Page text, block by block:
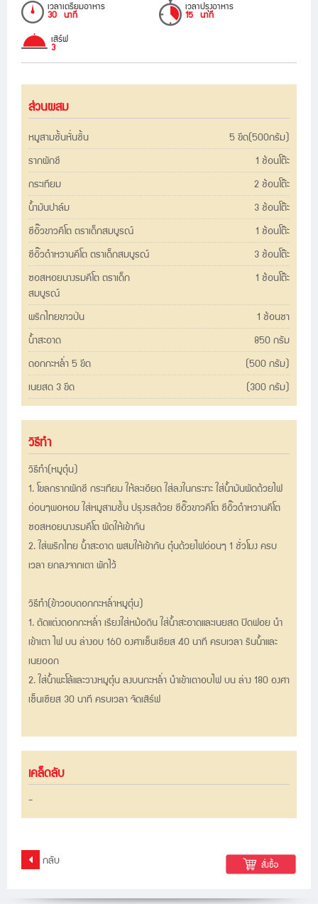
เวลาเตรียมอาหาร
30 นาที
เวลาปรุงอาหาร
15 นาที
เสิร์ฟ
3
ส่วนผสม
หมูสามชั้นหั่นชิ้น 5 ขีด(500กรัม)
รากผักชี 1 ช้อนโต๊ะ
กระเทียม 2 ช้อนโต๊ะ
น้ำมันปาล์ม 3 ช้อนโต๊ะ
ซีอิ๊วขาวคีโต ตราเด็กสมบูรณ์ 1 ช้อนโต๊ะ
ซีอิ๊วดำหวานคีโต ตราเด็กสมบูรณ์ 3 ช้อนโต๊ะ
ซอสหอยนางรมคีโต ตราเด็ก
สมบูรณ์
1 ช้อนโต๊ะ
พริกไทยขาวป่น 1 ช้อนชา
น้ำสะอาด 850 กรัม
ดอกกะหล่ำ 5 ขีด (500 กรัม)
เนยสด 3 ขีด (300 กรัม)
วิธีทำ
วิธีทำ(หมูตุ๋น)
1. โขลกรากผักชี กระเทียม ให้ละเอียด ใส่ลงในกระทะ ใส่น้ำมันผัดด้วยไฟ
อ่อนๆพอหอม ใส่หมูสามชั้น ปรุงรสด้วย ซีอิ๊วขาวคีโต ซีอิ๊วดำหวานคีโต
ซอสหอยนางรมคีโต ผัดให้เข้ากัน
2. ใส่พริกไทย น้ำสะอาด ผสมให้เข้ากัน ตุ๋นด้วยไฟอ่อนๆ 1 ชั่วโมง ครบ
เวลา ยกลงจากเตา พักไว้
วิธีทำ(ข้าวอบดอกกะหล่ำหมูตุ๋น)
1. ตัดแต่งดอกกะหล่ำ เรียงใส่หม้อดิน ใส่น้ำสะอาดและเนยสด ปิดฟอย นำ
เข้าเตา ไฟ บน ล่างอบ 160 องศาเซ็นเซียส 40 นาที ครบเวลา รินน้ำและ
เนยออก
2. ใส่น้ำพะโล้และวางหมูตุ๋น ลงบนกะหล่ำ นำเข้าเตาอบไฟ บน ล่าง 180 องศา
เซ็นเซียส 30 นาที ครบเวลา จัดเสิร์ฟ
เคล็ดลับ
-
กลับ